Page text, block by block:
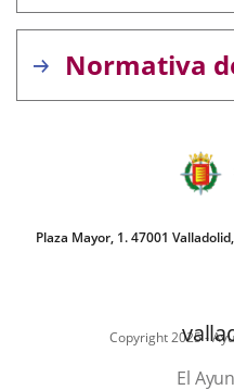
Normativa
Plaza Mayor, 1. 47001
Copyright 2025 -
El